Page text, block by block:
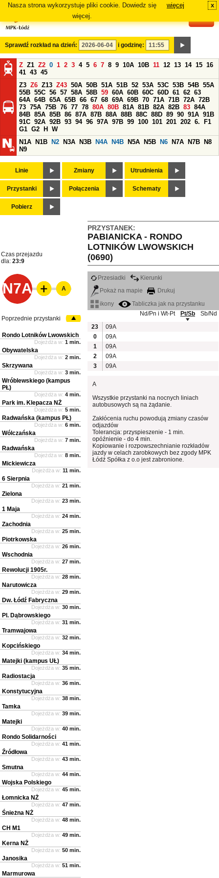
Nasza strona wykorzystuje pliki cookie. Dowiedz się
więcej.
więcej x
Sprawdź rozkład na dzień: i godzinę:
Z Z1 Z2 0 1 2 3 4 5 6 7 8 9 10A 10B 11 12 13 14 15 16
41 43 45
Z3 Z6 Z13 Z43 50A 50B 51A 51B 52 53A 53C 53B 54B 55A
55B 55C 56 57 58A 58B 59 60A 60B 60C 60D 61 62 63
64A 64B 65A 65B 66 67 68 69A 69B 70 71A 71B 72A 72B
73 75A 75B 76 77 78 80A 80B 81A 81B 82A 82B 83 84A
84B 85A 85B 86 87A 87B 88A 88B 88C 88D 89 90 91A 91B
91C 92A 92B 93 94 96 97A 97B 99 100 101 201 202 6.
F1
G1 G2 H
W
N1A
N1B N2 N3A N3B N4A N4B N5A N5B N6 N7A N7B
N8
N9
Linie Zmiany Utrudnienia
Przystanki Połączenia Schematy
Pobierz
PRZYSTANEK:
PABIANICKA - RONDO
LOTNIKÓW LWOWSKICH
(0690)
Czas przejazdu
dla: 23:9
N7A
Przesiadki
Kierunki
Pokaż na mapie
Drukuj
ikony
Tabliczka jak na przystanku
Nd/Pn i Wt-Pt
Pt/Sb
Sb/Nd
23
09A
0
09A
1
09A
2
09A
3
09A
A
Wszystkie przystanki na nocnych liniach
autobusowych są na żądanie.
Zakłócenia ruchu powodują zmiany czasów
odjazdów
Tolerancja: przyspieszenie - 1 min.
opóźnienie - do 4 min.
Kopiowanie i rozpowszechnianie rozkładów
jazdy w celach zarobkowych bez zgody MPK
Łódź Spółka z o.o jest zabronione.
A
Poprzednie przystanki
Rondo Lotników Lwowskich
Dojeżdża w: 1 min.
Obywatelska
Dojeżdża w: 2 min.
Skrzywana
Dojeżdża w: 3 min.
Wróblewskiego (kampus
PŁ)
Dojeżdża w: 4 min.
Park im. Klepacza NŻ
Dojeżdża w: 5 min.
Radwańska (kampus PŁ)
Dojeżdża w: 6 min.
Wólczańska
Dojeżdża w: 7 min.
Radwańska
Dojeżdża w: 8 min.
Mickiewicza
Dojeżdża w: 11 min.
6 Sierpnia
Dojeżdża w: 21 min.
Zielona
Dojeżdża w: 23 min.
1 Maja
Dojeżdża w: 24 min.
Zachodnia
Dojeżdża w: 25 min.
Piotrkowska
Dojeżdża w: 26 min.
Wschodnia
Dojeżdża w: 27 min.
Rewolucji 1905r.
Dojeżdża w: 28 min.
Narutowicza
Dojeżdża w: 29 min.
Dw. Łódź Fabryczna
Dojeżdża w: 30 min.
Pl. Dąbrowskiego
Dojeżdża w: 31 min.
Tramwajowa
Dojeżdża w: 32 min.
Kopcińskiego
Dojeżdża w: 34 min.
Matejki (kampus UŁ)
Dojeżdża w: 35 min.
Radiostacja
Dojeżdża w: 36 min.
Konstytucyjna
Dojeżdża w: 38 min.
Tamka
Dojeżdża w: 39 min.
Matejki
Dojeżdża w: 40 min.
Rondo Solidarności
Dojeżdża w: 41 min.
Źródłowa
Dojeżdża w: 43 min.
Smutna
Dojeżdża w: 44 min.
Wojska Polskiego
Dojeżdża w: 45 min.
Łomnicka NŻ
Dojeżdża w: 47 min.
Śnieżna NŻ
Dojeżdża w: 48 min.
CH M1
Dojeżdża w: 49 min.
Kerna NŻ
Dojeżdża w: 50 min.
Janosika
Dojeżdża w: 51 min.
Marmurowa